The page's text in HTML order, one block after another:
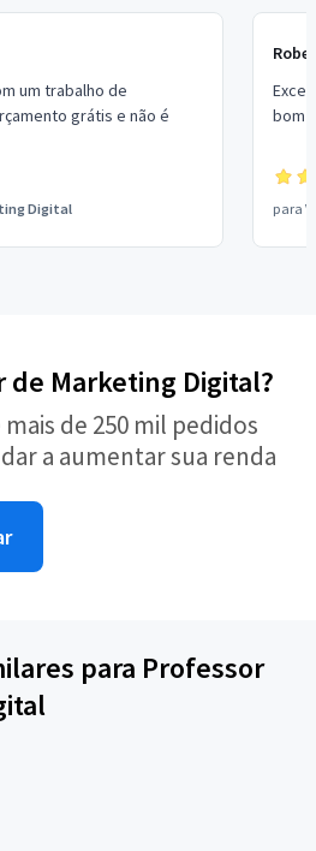
um trabalho de
grátis e não é
Digital
bom
para
de Marketing Digital?
de 250 mil pedidos
a aumentar sua renda
para Professor